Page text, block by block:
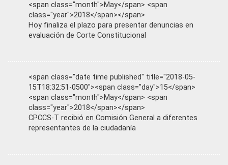
<span class="month">May</span> <span
class="year">2018</span></span>
Hoy finaliza el plazo para presentar denuncias en
evaluación de Corte Constitucional
<span class="date time published" title="2018-05-
15T18:32:51-0500"><span class="day">15</span>
<span class="month">May</span> <span
class="year">2018</span></span>
CPCCS-T recibió en Comisión General a diferentes
representantes de la ciudadanía